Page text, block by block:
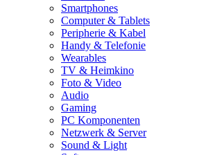
Smartphones
Computer & Tablets
Peripherie & Kabel
Handy & Telefonie
Wearables
TV & Heimkino
Foto & Video
Audio
Gaming
PC Komponenten
Netzwerk & Server
Sound & Light